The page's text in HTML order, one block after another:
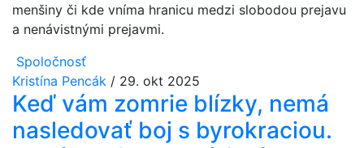
menšiny či kde vníma hranicu medzi slobodou prejavu
a nenávistnými prejavmi.
Spoločnosť
Kristína Pencák / 29. okt 2025
Keď vám zomrie blízky, nemá
nasledovať boj s byrokraciou.